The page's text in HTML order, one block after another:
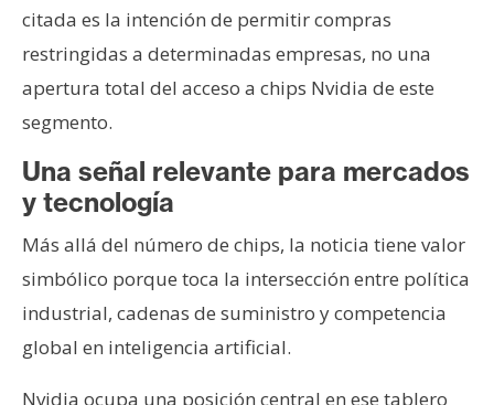
citada es la intención de permitir compras
restringidas a determinadas empresas, no una
apertura total del acceso a chips Nvidia de este
segmento.
Una señal relevante para mercados
y tecnología
Más allá del número de chips, la noticia tiene valor
simbólico porque toca la intersección entre política
industrial, cadenas de suministro y competencia
global en inteligencia artificial.
Nvidia ocupa una posición central en ese tablero